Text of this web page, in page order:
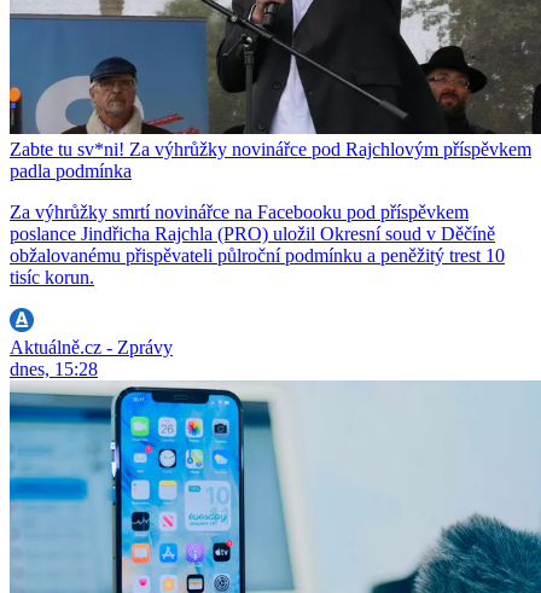
Zabte tu sv*ni! Za výhrůžky novinářce pod Rajchlovým příspěvkem
padla podmínka
Za výhrůžky smrtí novinářce na Facebooku pod příspěvkem
poslance Jindřicha Rajchla (PRO) uložil Okresní soud v Děčíně
obžalovanému přispěvateli půlroční podmínku a peněžitý trest 10
tisíc korun.
Aktuálně.cz - Zprávy
dnes, 15:28